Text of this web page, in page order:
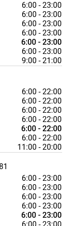
6:00 - 23:00
6:00 - 23:00
6:00 - 23:00
6:00 - 23:00
6:00 - 23:00
6:00 - 23:00
9:00 - 21:00
6:00 - 22:00
6:00 - 22:00
6:00 - 22:00
6:00 - 22:00
6:00 - 22:00
6:00 - 22:00
11:00 - 20:00
6:00 - 23:00
6:00 - 23:00
6:00 - 23:00
6:00 - 23:00
6:00 - 23:00